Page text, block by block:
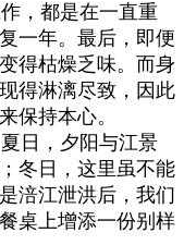
，都是在一直重
一年。最后，即便
得枯燥乏味。而身
得淋漓尽致，因此
保持本心。
日，夕阳与江景
冬日，这里虽不能
涪江泄洪后，我们
桌上增添一份别样